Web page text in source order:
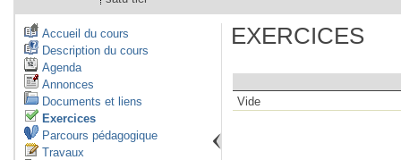
Accueil du cours
Description du cours
Agenda
Annonces
Documents et liens
Exercices
Parcours pédagogique
Travaux
EXERCICES
Vide